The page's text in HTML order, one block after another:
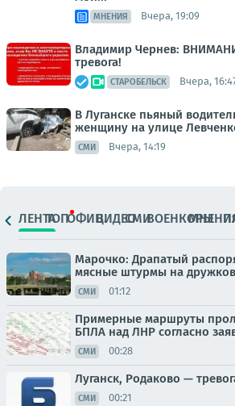
МНЕНИЯ Вчера, 19:09
Владимир Чернев:
тревога!
СТАРОБЕЛЬСК Вчера,
В Луганске пьяный
женщину на улице
СМИ Вчера, 14:19
ЛЕНТАТОПОФИЦ.ВИДЕОСМИВОЕНКОРЫ
Марочко: Драпатый
мясные штурмы на
СМИ 01:12
Примерные маршруты
БПЛА над ЛНР согласно
СМИ 00:28
Луганск, Родаково —
СМИ 00:21